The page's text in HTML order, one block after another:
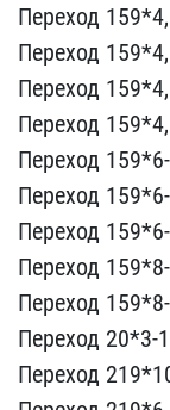
Переход
Перех​од
Переход
Переход
Перехо​д
​Переход
Переход
Переход
Перехо​д
​Переход 20*3-
Переход​